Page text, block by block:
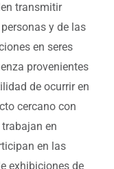
transmitir
y de las
en seres
provenientes
de ocurrir en
cercano con
en
en las
exhibiciones de